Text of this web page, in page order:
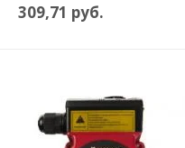
309,71 руб.